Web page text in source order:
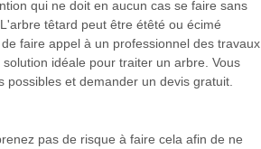
qui ne doit en aucun cas se faire sans
têtard peut être étêté ou écimé
faire appel à un professionnel des travaux
solution idéale pour traiter un arbre. Vous
et demander un devis gratuit.
pas de risque à faire cela afin de ne